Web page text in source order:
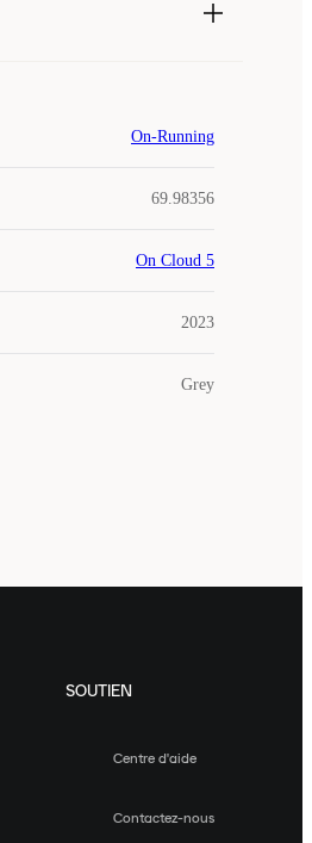
On-Running
69.98356
On Cloud 5
2023
Grey
SOUTIEN
Centre d'aide
Contactez-nous